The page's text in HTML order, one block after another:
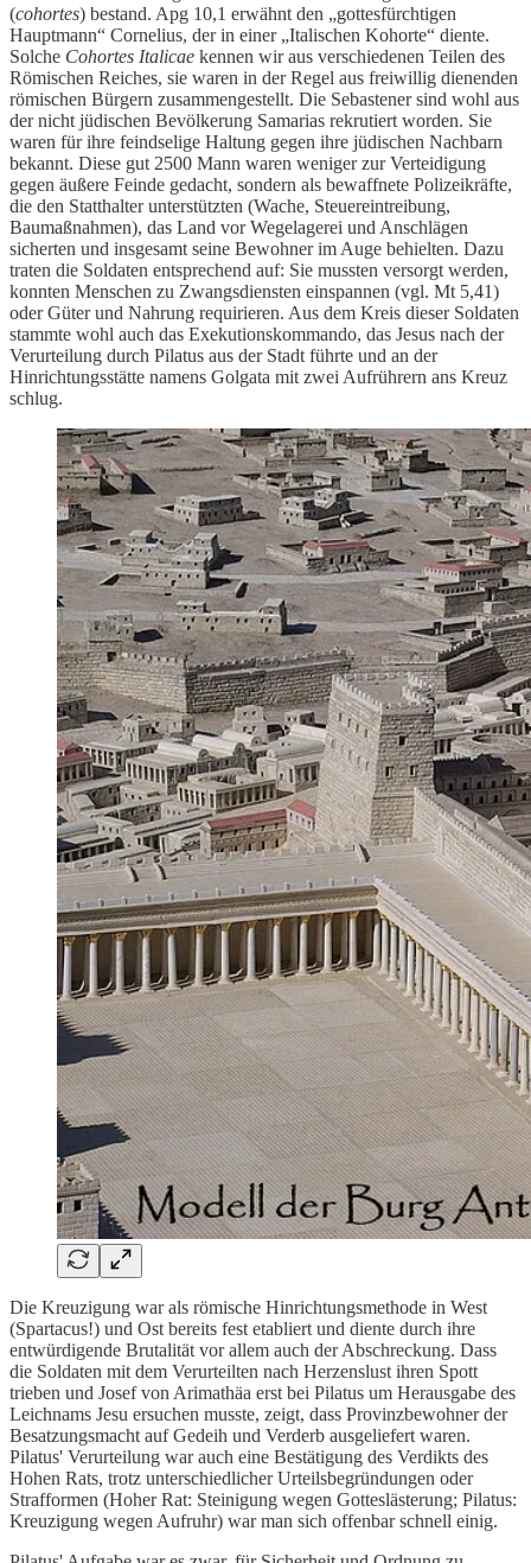
(cohortes) bestand. Apg 10,1 erwähnt den „gottesfürchtigen
Hauptmann“ Cornelius, der in einer „Italischen Kohorte“ diente.
Solche Cohortes Italicae kennen wir aus verschiedenen Teilen des
Römischen Reiches, sie waren in der Regel aus freiwillig dienenden
römischen Bürgern zusammengestellt. Die Sebastener sind wohl aus
der nicht jüdischen Bevölkerung Samarias rekrutiert worden. Sie
waren für ihre feindselige Haltung gegen ihre jüdischen Nachbarn
bekannt. Diese gut 2500 Mann waren weniger zur Verteidigung
gegen äußere Feinde gedacht, sondern als bewaffnete Polizeikräfte,
die den Statthalter unterstützten (Wache, Steuereintreibung,
Baumaßnahmen), das Land vor Wegelagerei und Anschlägen
sicherten und insgesamt seine Bewohner im Auge behielten. Dazu
traten die Soldaten entsprechend auf: Sie mussten versorgt werden,
konnten Menschen zu Zwangsdiensten einspannen (vgl. Mt 5,41)
oder Güter und Nahrung requirieren. Aus dem Kreis dieser Soldaten
stammte wohl auch das Exekutionskommando, das Jesus nach der
Verurteilung durch Pilatus aus der Stadt führte und an der
Hinrichtungsstätte namens Golgata mit zwei Aufrührern ans Kreuz
schlug.
Die Kreuzigung war als römische Hinrichtungsmethode in West
(Spartacus!) und Ost bereits fest etabliert und diente durch ihre
entwürdigende Brutalität vor allem auch der Abschreckung. Dass
die Soldaten mit dem Verurteilten nach Herzenslust ihren Spott
trieben und Josef von Arimathäa erst bei Pilatus um Herausgabe des
Leichnams Jesu ersuchen musste, zeigt, dass Provinzbewohner der
Besatzungsmacht auf Gedeih und Verderb ausgeliefert waren.
Pilatus' Verurteilung war auch eine Bestätigung des Verdikts des
Hohen Rats, trotz unterschiedlicher Urteilsbegründungen oder
Strafformen (Hoher Rat: Steinigung wegen Gotteslästerung; Pilatus:
Kreuzigung wegen Aufruhr) war man sich offenbar schnell einig.